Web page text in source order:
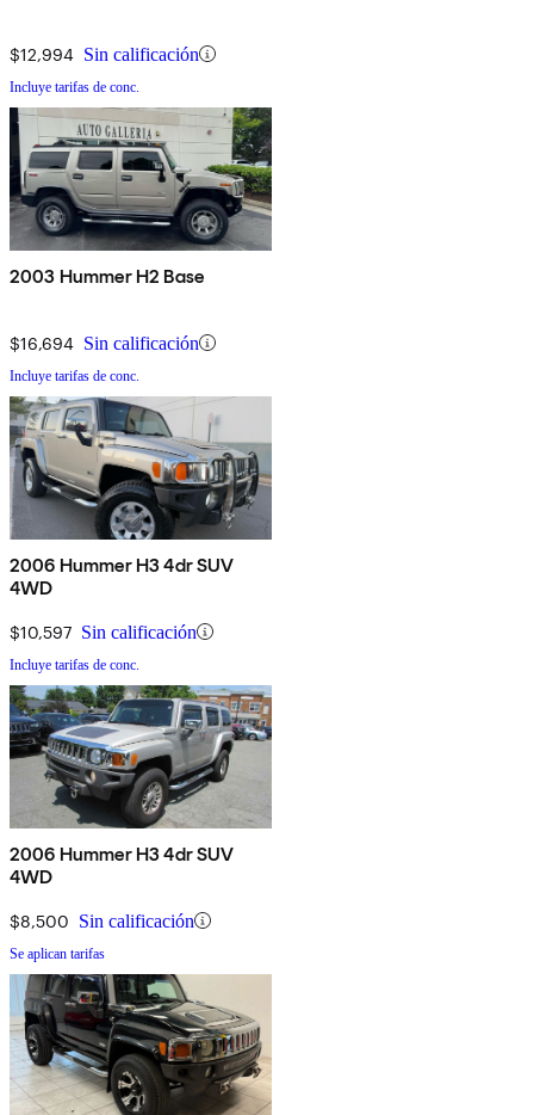
$12,994 Sin calificación
Incluye tarifas de conc.
2003 Hummer H2 Base
$16,694 Sin calificación
Incluye tarifas de conc.
2006 Hummer H3 4dr SUV
4WD
$10,597 Sin calificación
Incluye tarifas de conc.
2006 Hummer H3 4dr SUV
4WD
$8,500 Sin calificación
Se aplican tarifas